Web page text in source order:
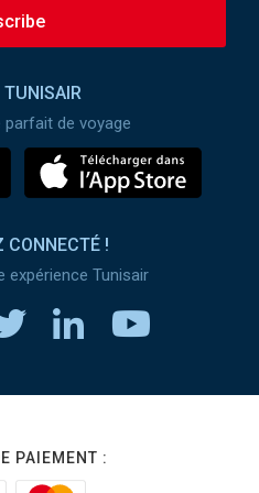
TUNISAIR
parfait de voyage
CONNECTÉ !
expérience Tunisair
PAIEMENT :